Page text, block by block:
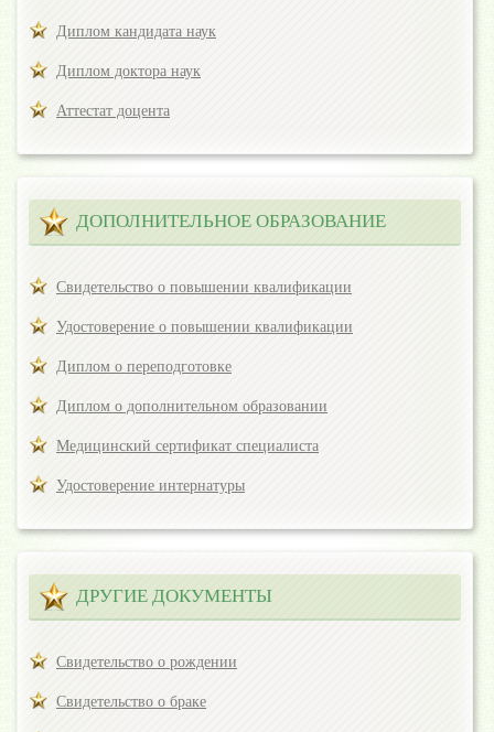
Диплом кандидата наук
Диплом доктора наук
Аттестат доцента
ДОПОЛНИТЕЛЬНОЕ ОБРАЗОВАНИЕ
Свидетельство о повышении квалификации
Удостоверение о повышении квалификации
Диплом о переподготовке
Диплом о дополнительном образовании
Медицинский сертификат специалиста
Удостоверение интернатуры
ДРУГИЕ ДОКУМЕНТЫ
Свидетельство о рождении
Свидетельство о браке